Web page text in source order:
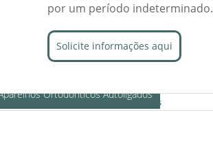
por um período indeterminado.
Solicite informações aqui
Ortodônticos Autoligados